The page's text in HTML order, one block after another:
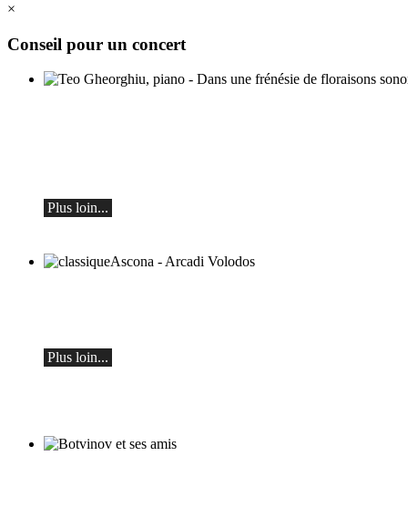
×
Conseil pour un concert
Plus loin...
Plus loin...